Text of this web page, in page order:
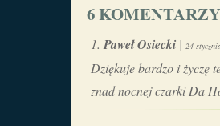
6
Paweł Osiecki | 24
Dziękuje bardzo i życzę
znad nocnej czarki Da